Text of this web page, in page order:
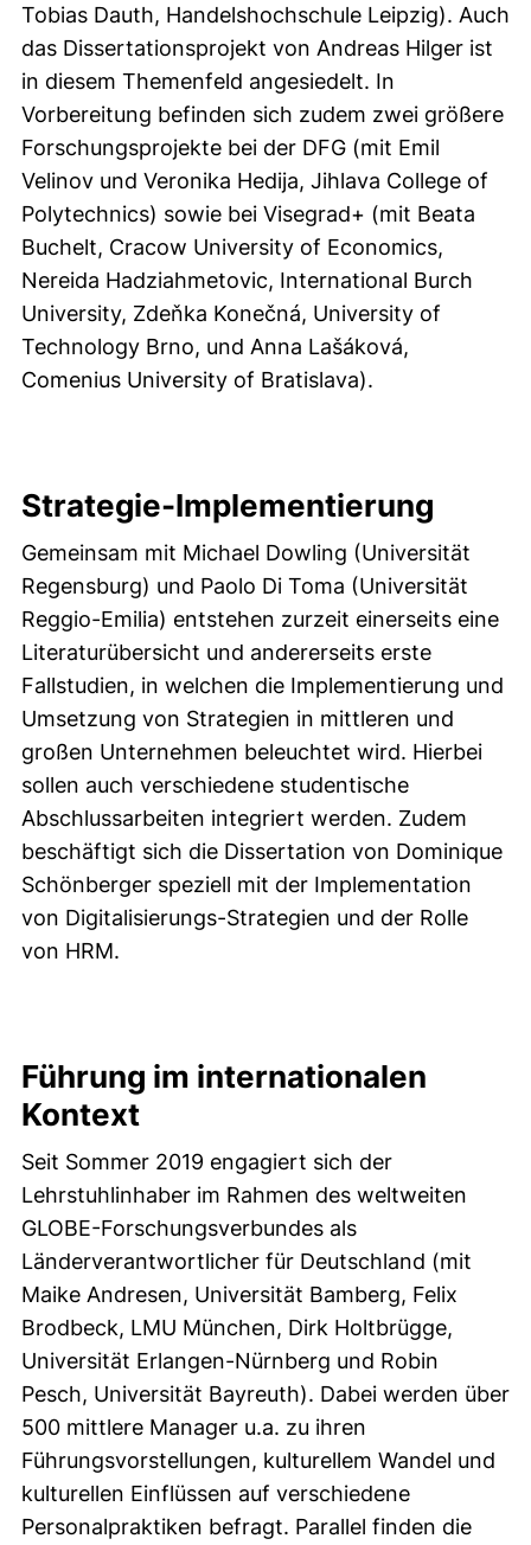
Tobias Dauth, Handelshochschule Leipzig). Auch
das Dissertationsprojekt von Andreas Hilger ist
in diesem Themenfeld angesiedelt. In
Vorbereitung befinden sich zudem zwei größere
Forschungsprojekte bei der DFG (mit Emil
Velinov und Veronika Hedija, Jihlava College of
Polytechnics) sowie bei Visegrad+ (mit Beata
Buchelt, Cracow University of Economics,
Nereida Hadziahmetovic, International Burch
University, Zdeňka Konečná, University of
Technology Brno, und Anna Lašáková,
Comenius University of Bratislava).
Strategie-Implementierung
Gemeinsam mit Michael Dowling (Universität
Regensburg) und Paolo Di Toma (Universität
Reggio-Emilia) entstehen zurzeit einerseits eine
Literaturübersicht und andererseits erste
Fallstudien, in welchen die Implementierung und
Umsetzung von Strategien in mittleren und
großen Unternehmen beleuchtet wird. Hierbei
sollen auch verschiedene studentische
Abschlussarbeiten integriert werden. Zudem
beschäftigt sich die Dissertation von Dominique
Schönberger speziell mit der Implementation
von Digitalisierungs-Strategien und der Rolle
von HRM.
Führung im internationalen
Kontext
Seit Sommer 2019 engagiert sich der
Lehrstuhlinhaber im Rahmen des weltweiten
GLOBE-Forschungsverbundes als
Länderverantwortlicher für Deutschland (mit
Maike Andresen, Universität Bamberg, Felix
Brodbeck, LMU München, Dirk Holtbrügge,
Universität Erlangen-Nürnberg und Robin
Pesch, Universität Bayreuth). Dabei werden über
500 mittlere Manager u.a. zu ihren
Führungsvorstellungen, kulturellem Wandel und
kulturellen Einflüssen auf verschiedene
Personalpraktiken befragt. Parallel finden die